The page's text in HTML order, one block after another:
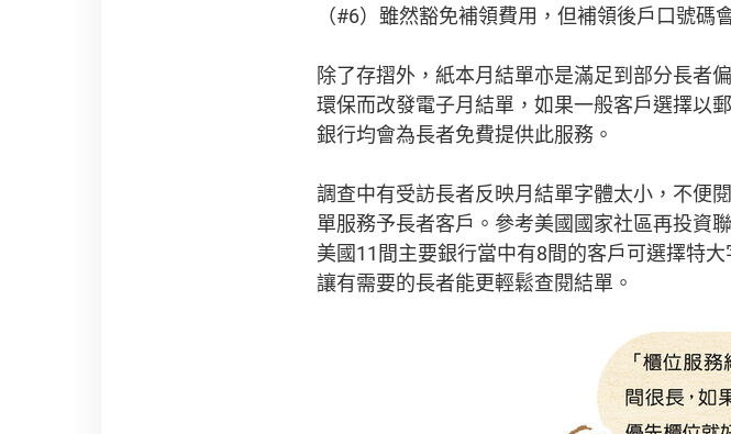
（#6）雖然豁免補領費用，但補領後戶口號碼
除了存摺外，紙本月結單亦是滿足到部分長者
環保而改發電子月結單，如果一般客戶選擇以
銀行均會為長者免費提供此服務。
調查中有受訪長者反映月結單字體太小，不便
單服務予長者客戶。參考美國國家社區再投資
美國11間主要銀行當中有8間的客戶可選擇特
讓有需要的長者能更輕鬆查閱結單。